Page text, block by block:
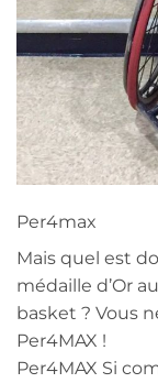
Per4max
Mais quel est
médaille d’Or
basket ? Vous
Per4MAX !
Per4MAX Si